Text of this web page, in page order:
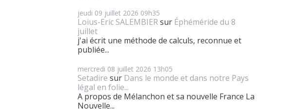
jeudi 09 juillet 2026 09h35
Loius-Eric SALEMBIERsur Éphéméride du 8
juillet
j'ai écrit une méthode de calculs, reconnue et
publiée...
mercredi 08 juillet 2026 13h05
Setadire sur Dans le monde et dans notre Pays
légal en folie...
A propos de Mélanchon et sa nouvelle France La
Nouvelle...